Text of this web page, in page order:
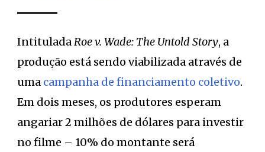
Intitulada Roe v. Wade: The Untold Story, a
produção está sendo viabilizada através de
uma campanha de financiamento coletivo.
Em dois meses, os produtores esperam
angariar 2 milhões de dólares para investir
no filme – 10% do montante será